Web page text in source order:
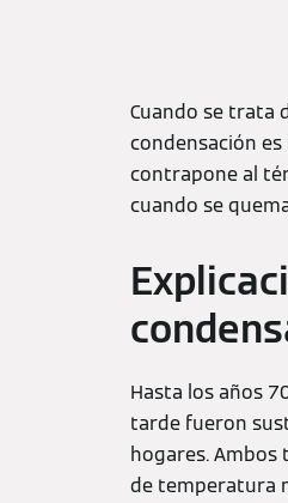
Cuando se trata
condensación
contrapone al
cuando se
Hasta los años
tarde fueron
hogares.
de temperatura